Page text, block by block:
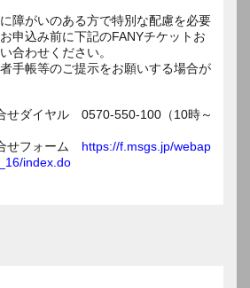
障がいのある方で特別な配慮を必要
申込み前に下記のFANYチケットお
合わせください。
手帳等のご提示をお願いする場合が
せダイヤル 0570-550-100（10時～
せフォーム https://f.msgs.jp/webap
index.do